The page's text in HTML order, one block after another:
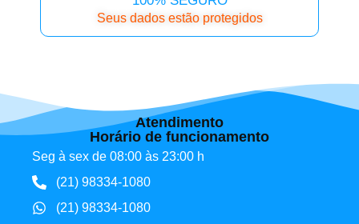
Seus dados estão protegidos
Atendimento
Horário de funcionamento
Seg à sex de 08:00 às 23:00 h
(21) 98334-1080
(21) 98334-1080